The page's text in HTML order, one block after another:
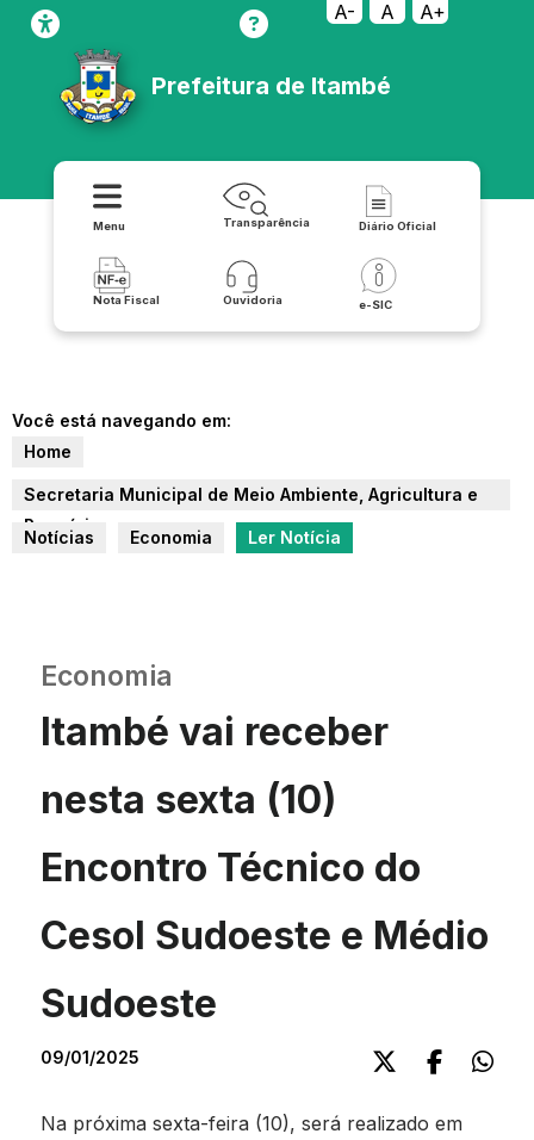
A- A A+
Prefeitura de Itambé
Menu Transparência Diário Oficial
Nota Fiscal Ouvidoria e-SIC
Você está navegando em:
Home
Secretaria Municipal de Meio Ambiente, Agricultura e
Pecuária
Notícias Economia Ler Notícia
Economia
Itambé vai receber
nesta sexta (10)
Encontro Técnico do
Cesol Sudoeste e Médio
Sudoeste
09/01/2025
Na próxima sexta-feira (10), será realizado em